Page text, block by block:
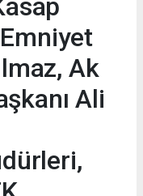
Ak
Ali